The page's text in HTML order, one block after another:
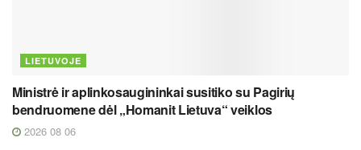
LIETUVOJE
Ministrė ir aplinkosaugininkai susitiko su Pagirių
bendruomene dėl „Homanit Lietuva“ veiklos
2026 08 06